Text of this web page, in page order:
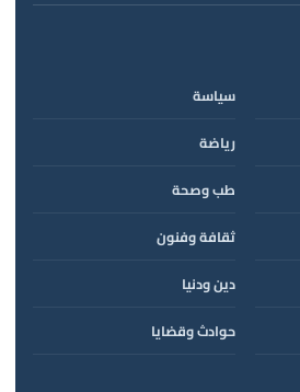
سياسة
رياضة
طب وصحة
ثقافة وفنون
دين ودنيا
حوادث وقضايا